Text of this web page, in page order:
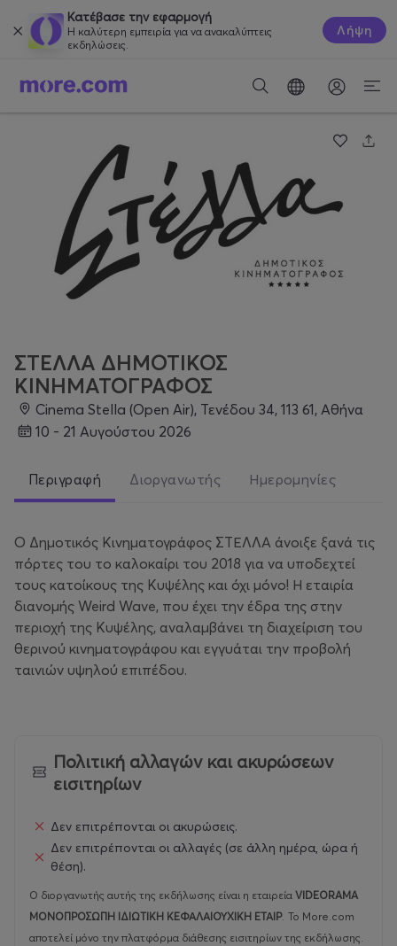
Κατέβασε την εφαρμογή
Η καλύτερη εμπειρία για να ανακαλύπτεις
εκδηλώσεις.
Λήψη
ΣΤΕΛΛΑ ΔΗΜΟΤΙΚΟΣ
ΚΙΝΗΜΑΤΟΓΡΑΦΟΣ
Cinema Stella (Open Air), Τενέδου 34, 113 61, Αθήνα
10 - 21 Αυγούστου 2026
Περιγραφή Διοργανωτής Ημερομηνίες
Ο Δημοτικός Κινηματογράφος ΣΤΕΛΛΑ άνοιξε ξανά τις
πόρτες του το καλοκαίρι του 2018 για να υποδεχτεί
τους κατοίκους της Κυψέλης και όχι μόνο! Η εταιρία
διανομής Weird Wave, που έχει την έδρα της στην
περιοχή της Κυψέλης, αναλαμβάνει τη διαχείριση του
θερινού κινηματογράφου και εγγυάται την προβολή
ταινιών υψηλού επιπέδου.
Πολιτική αλλαγών και ακυρώσεων
εισιτηρίων
Δεν επιτρέπονται οι ακυρώσεις.
Δεν επιτρέπονται οι αλλαγές (σε άλλη ημέρα, ώρα ή
θέση).
Ο διοργανωτής αυτής της εκδήλωσης είναι η εταιρεία VIDEORAMA
ΜΟΝΟΠΡΟΣΩΠΗ ΙΔΙΩΤΙΚΗ ΚΕΦΑΛΑΙΟΥΧΙΚΗ ΕΤΑΙΡ. Το More.com
αποτελεί μόνο την πλατφόρμα διάθεσης εισιτηρίων της εκδήλωσης.